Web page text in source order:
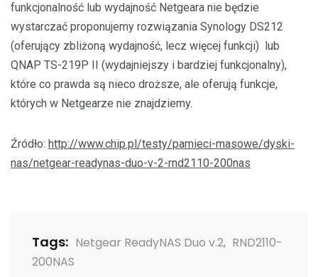
funkcjonalność lub wydajność Netgeara nie będzie
wystarczać proponujemy rozwiązania Synology DS212
(oferujący zbliżoną wydajność, lecz więcej funkcji) lub
QNAP TS-219P II (wydajniejszy i bardziej funkcjonalny),
które co prawda są nieco droższe, ale oferują funkcje,
których w Netgearze nie znajdziemy.
Źródło: http://www.chip.pl/testy/pamieci-masowe/dyski-
nas/netgear-readynas-duo-v-2-rnd2110-200nas
Tags: Netgear ReadyNAS Duo v.2, RND2110-
200NAS